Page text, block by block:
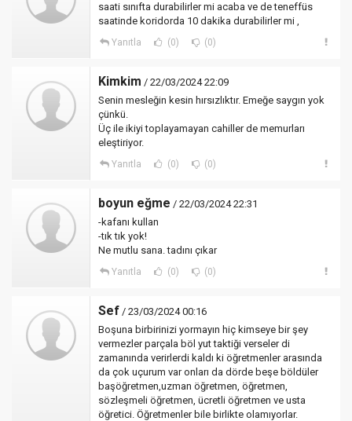
saati sınıfta durabilirler mi acaba ve de teneffüs
saatinde koridorda 10 dakika durabilirler mi ,
Yanıtla (0) (0)
Kimkim / 22/03/2024 22:09
Senin mesleğin kesin hırsızlıktır. Emeğe saygın yok
çünkü.
Üç ile ikiyi toplayamayan cahiller de memurları
eleştiriyor.
Yanıtla (0) (0)
boyun eğme / 22/03/2024 22:31
-kafanı kullan
-tık tık yok!
Ne mutlu sana. tadını çıkar
Yanıtla (0) (0)
Sef / 23/03/2024 00:16
Boşuna birbirinizi yormayın hiç kimseye bir şey
vermezler parçala böl yut taktiği verseler di
zamanında verirlerdi kaldı ki öğretmenler arasında
da çok uçurum var onları da dörde beşe böldüler
başöğretmen,uzman öğretmen, öğretmen,
sözleşmeli öğretmen, ücretli öğretmen ve usta
öğretici. Öğretmenler bile birlikte olamıyorlar.